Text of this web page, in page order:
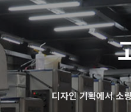
디자인 기획에서 소